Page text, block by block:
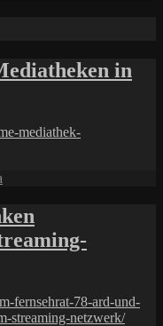
in
mediathek-
fernsehrat-78-ard-und-
streaming-netzwerk/